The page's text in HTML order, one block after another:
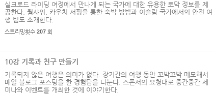
실크로드 라이딩 여정에서 만나게 되는 국가에 대한 유용한 토막 정보를 제
공한다. 웜샤워, 카우치 서핑을 통한 숙박 방법과 이슬람 국가에서의 안전 여
행 팀도 소개한다.
스트리밍횟수 207회
10강 기록과 친구 만들기
기록되지 않은 여행은 의미가 없다. 장기간의 여행 동안 꼬박꼬박 메모해서
매일 블로그 포스팅을 한 경험담을 나눈다. 스폰서의 요청대로 중간중간 세
미나와 이벤트를 개최한 것에 이야기한다.